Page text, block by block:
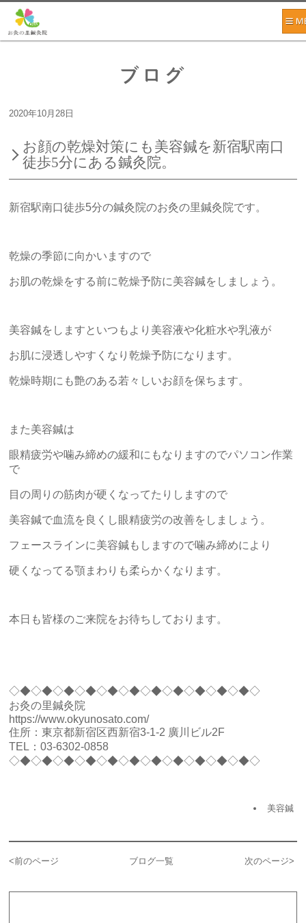
ブログ
2020年10月28日
お顔の乾燥対策にも美容鍼を新宿駅南口
徒歩5分にある鍼灸院。
新宿駅南口徒歩5分の鍼灸院のお灸の里鍼灸院です。
乾燥の季節に向かいますので
お肌の乾燥をする前に乾燥予防に美容鍼をしましょう。
美容鍼をしますといつもより美容液や化粧水や乳液が
お肌に浸透しやすくなり乾燥予防になります。
乾燥時期にも艶のある若々しいお顔を保ちます。
また美容鍼は
眼精疲労や噛み締めの緩和にもなりますのでパソコン作業
で
目の周りの筋肉が硬くなってたりしますので
美容鍼で血流を良くし眼精疲労の改善をしましょう。
フェースラインに美容鍼もしますので噛み締めにより
硬くなってる顎まわりも柔らかくなります。
本日も皆様のご来院をお待ちしております。
◇◆◇◆◇◆◇◆◇◆◇◆◇◆◇◆◇◆◇◆◇◆◇
お灸の里鍼灸院
https://www.okyunosato.com/
住所：東京都新宿区西新宿3-1-2 廣川ビル2F
TEL：03-6302-0858
◇◆◇◆◇◆◇◆◇◆◇◆◇◆◇◆◇◆◇◆◇◆◇
美容鍼
<前のページ ブログ一覧 次のページ>